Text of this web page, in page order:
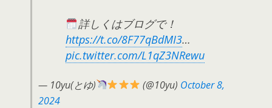
詳しくはブログで！
https://t.co/8F77qBdMI3…
pic.twitter.com/L1qZ3NRewu
— 10yu(とゆ) (@10yu) October 8,
2024